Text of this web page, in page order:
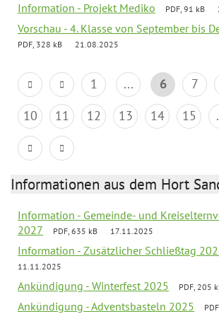
Information - Projekt Mediko PDF, 91 kB
Vorschau - 4. Klasse von September bis
PDF, 328 kB 21.08.2025
1 ... 6 7
10
11 12 13 14 15
Informationen aus dem Hort
Information - Gemeinde- und
2027
PDF, 635 kB 17.11.2025
Information - Zusätzlicher Schließtag
11.11.2025
Ankündigung - Winterfest 2025 PDF, 205
Ankündigung - Adventsbasteln 2025